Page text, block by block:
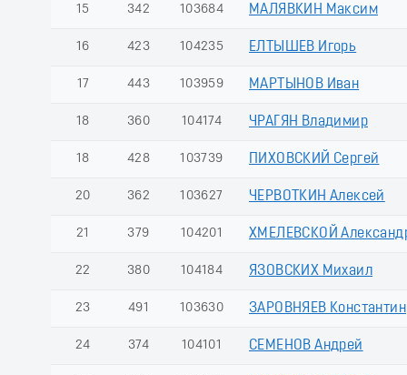
15 342 103684 МАЛЯВКИН Максим
16 423 104235 ЕЛТЫШЕВ Игорь
17 443 103959 МАРТЫНОВ Иван
18 360 104174 ЧРАГЯН Владимир
18 428 103739 ПИХОВСКИЙ Сергей
20 362 103627 ЧЕРВОТКИН Алексей
21 379 104201 ХМЕЛЕВСКОЙ
22 380 104184 ЯЗОВСКИХ Михаил
23 491 103630 ЗАРОВНЯЕВ Константин
24 374 104101 СЕМЕНОВ Андрей